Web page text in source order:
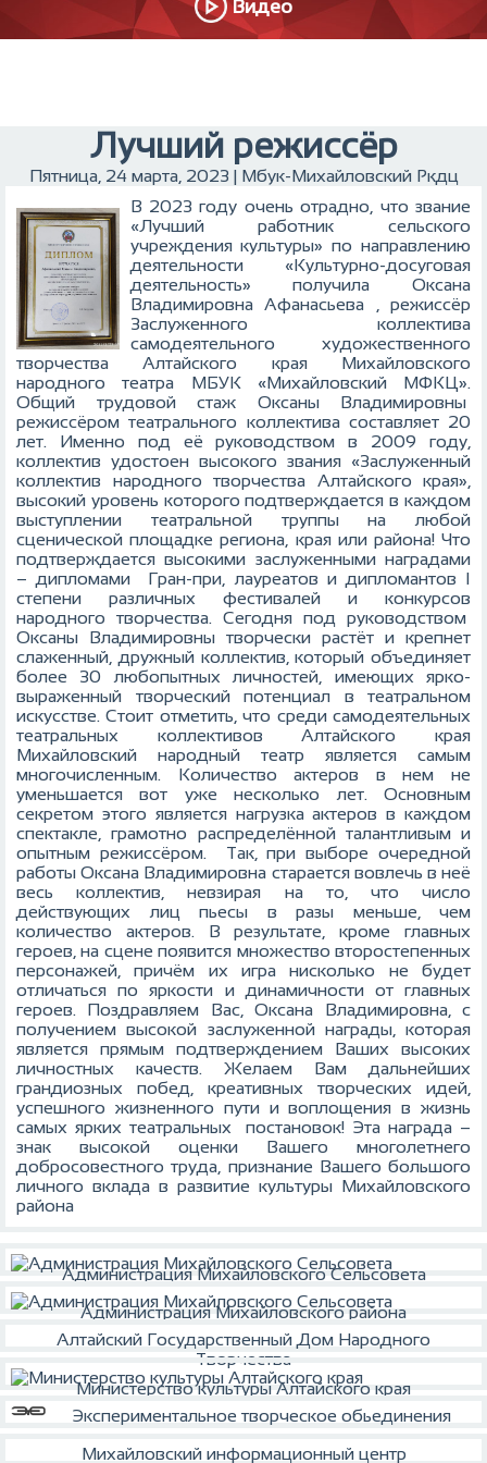
Видео
Лучший режиссёр
Пятница, 24 марта, 2023 | Мбук-Михайловский Ркдц
В 2023 году очень отрадно, что звание
«Лучший работник сельского
учреждения культуры» по направлению
деятельности «Культурно-досуговая
деятельность» получила Оксана
Владимировна Афанасьева , режиссёр
Заслуженного коллектива
самодеятельного художественного
творчества Алтайского края Михайловского
народного театра МБУК «Михайловский МФКЦ».
Общий трудовой стаж Оксаны Владимировны
режиссёром театрального коллектива составляет 20
лет. Именно под её руководством в 2009 году,
коллектив удостоен высокого звания «Заслуженный
коллектив народного творчества Алтайского края»,
высокий уровень которого подтверждается в каждом
выступлении театральной труппы на любой
сценической площадке региона, края или района! Что
подтверждается высокими заслуженными наградами
– дипломами Гран-при, лауреатов и дипломантов I
степени различных фестивалей и конкурсов
народного творчества. Сегодня под руководством
Оксаны Владимировны творчески растёт и крепнет
слаженный, дружный коллектив, который объединяет
более 30 любопытных личностей, имеющих ярко-
выраженный творческий потенциал в театральном
искусстве. Стоит отметить, что среди самодеятельных
театральных коллективов Алтайского края
Михайловский народный театр является самым
многочисленным. Количество актеров в нем не
уменьшается вот уже несколько лет. Основным
секретом этого является нагрузка актеров в каждом
спектакле, грамотно распределённой талантливым и
опытным режиссёром. Так, при выборе очередной
работы Оксана Владимировна старается вовлечь в неё
весь коллектив, невзирая на то, что число
действующих лиц пьесы в разы меньше, чем
количество актеров. В результате, кроме главных
героев, на сцене появится множество второстепенных
персонажей, причём их игра нисколько не будет
отличаться по яркости и динамичности от главных
героев. Поздравляем Вас, Оксана Владимировна, с
получением высокой заслуженной награды, которая
является прямым подтверждением Ваших высоких
личностных качеств. Желаем Вам дальнейших
грандиозных побед, креативных творческих идей,
успешного жизненного пути и воплощения в жизнь
самых ярких театральных постановок! Эта награда –
знак высокой оценки Вашего многолетнего
добросовестного труда, признание Вашего большого
личного вклада в развитие культуры Михайловского
района
Администрация Михайловского Сельсовета
Администрация Михайловского района
Алтайский Государственный Дом Народного
Творчества
Министерство культуры Алтайского края
Экспериментальное творческое обьединения
Михайловский информационный центр